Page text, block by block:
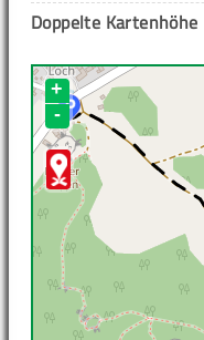
Doppelte Kartenhöhe
+
-